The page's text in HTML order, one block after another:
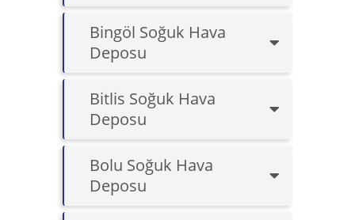
Bingöl Soğuk Hava
Deposu
Bitlis Soğuk Hava
Deposu
Bolu Soğuk Hava
Deposu